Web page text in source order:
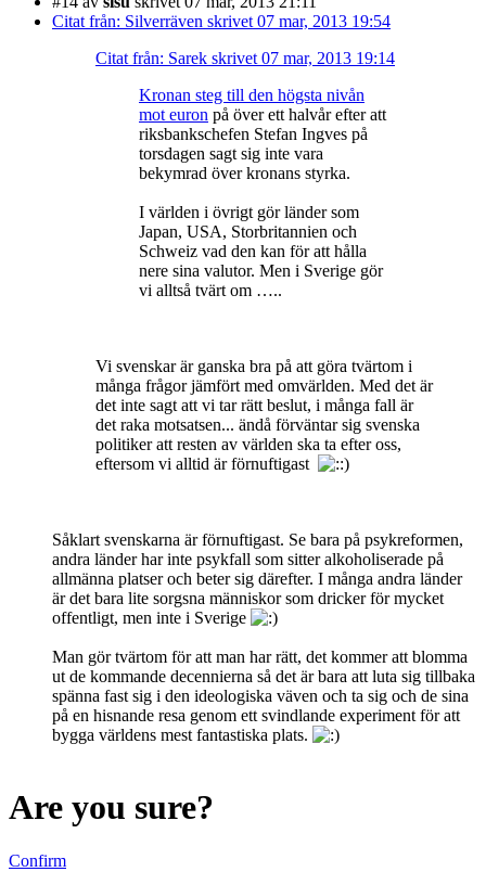
Citat från: Silverräven skrivet 07 mar, 2013 19:54
Citat från: Sarek skrivet 07 mar, 2013 19:14
Kronan steg till den högsta nivån
mot euron på över ett halvår efter att
riksbankschefen Stefan Ingves på
torsdagen sagt sig inte vara
bekymrad över kronans styrka.
I världen i övrigt gör länder som
Japan, USA, Storbritannien och
Schweiz vad den kan för att hålla
nere sina valutor. Men i Sverige gör
vi alltså tvärt om …..
Vi svenskar är ganska bra på att göra tvärtom i
många frågor jämfört med omvärlden. Med det är
det inte sagt att vi tar rätt beslut, i många fall är
det raka motsatsen... ändå förväntar sig svenska
politiker att resten av världen ska ta efter oss,
eftersom vi alltid är förnuftigast
Såklart svenskarna är förnuftigast. Se bara på psykreformen,
andra länder har inte psykfall som sitter alkoholiserade på
allmänna platser och beter sig därefter. I många andra länder
är det bara lite sorgsna människor som dricker för mycket
offentligt, men inte i Sverige
Man gör tvärtom för att man har rätt, det kommer att blomma
ut de kommande decennierna så det är bara att luta sig tillbaka
spänna fast sig i den ideologiska väven och ta sig och de sina
på en hisnande resa genom ett svindlande experiment för att
bygga världens mest fantastiska plats.
Are you sure?
Confirm